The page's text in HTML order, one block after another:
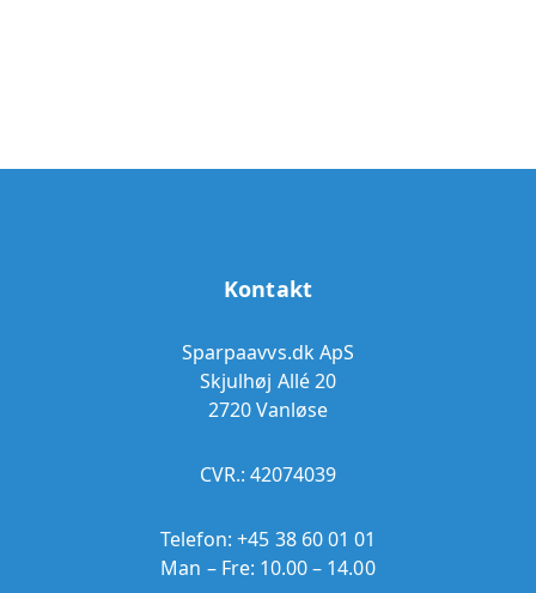
Kontakt
Sparpaavvs.dk ApS
Skjulhøj Allé 20
2720 Vanløse
CVR.: 42074039
Telefon:+45 38 60 01 01
Man – Fre: 10.00 – 14.00